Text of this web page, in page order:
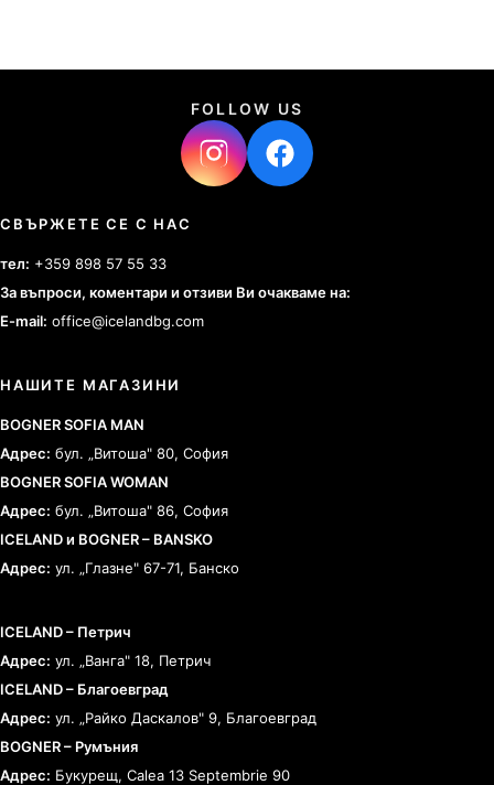
FOLLOW US
СВЪРЖЕТЕ СЕ С НАС
тел: +359 898 57 55 33
За въпроси, коментари и отзиви Ви очакваме на:
E-mail: office@icelandbg.com
НАШИТЕ МАГАЗИНИ
BOGNER SOFIA MAN
Адрес: бул. „Витоша" 80, София
BOGNER SOFIA WOMAN
Адрес: бул. „Витоша" 86, София
ICELAND и BOGNER – BANSKO
Адрес: ул. „Глазне" 67-71, Банско
ICELAND – Петрич
Адрес: ул. „Ванга" 18, Петрич
ICELAND – Благоевград
Адрес: ул. „Райко Даскалов" 9, Благоевград
BOGNER – Румъния
Адрес: Букурещ, Calea 13 Septembrie 90